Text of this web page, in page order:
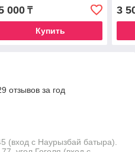
000₸
Купить
3
отзывов за год
(вход с Наурызбай батыра).